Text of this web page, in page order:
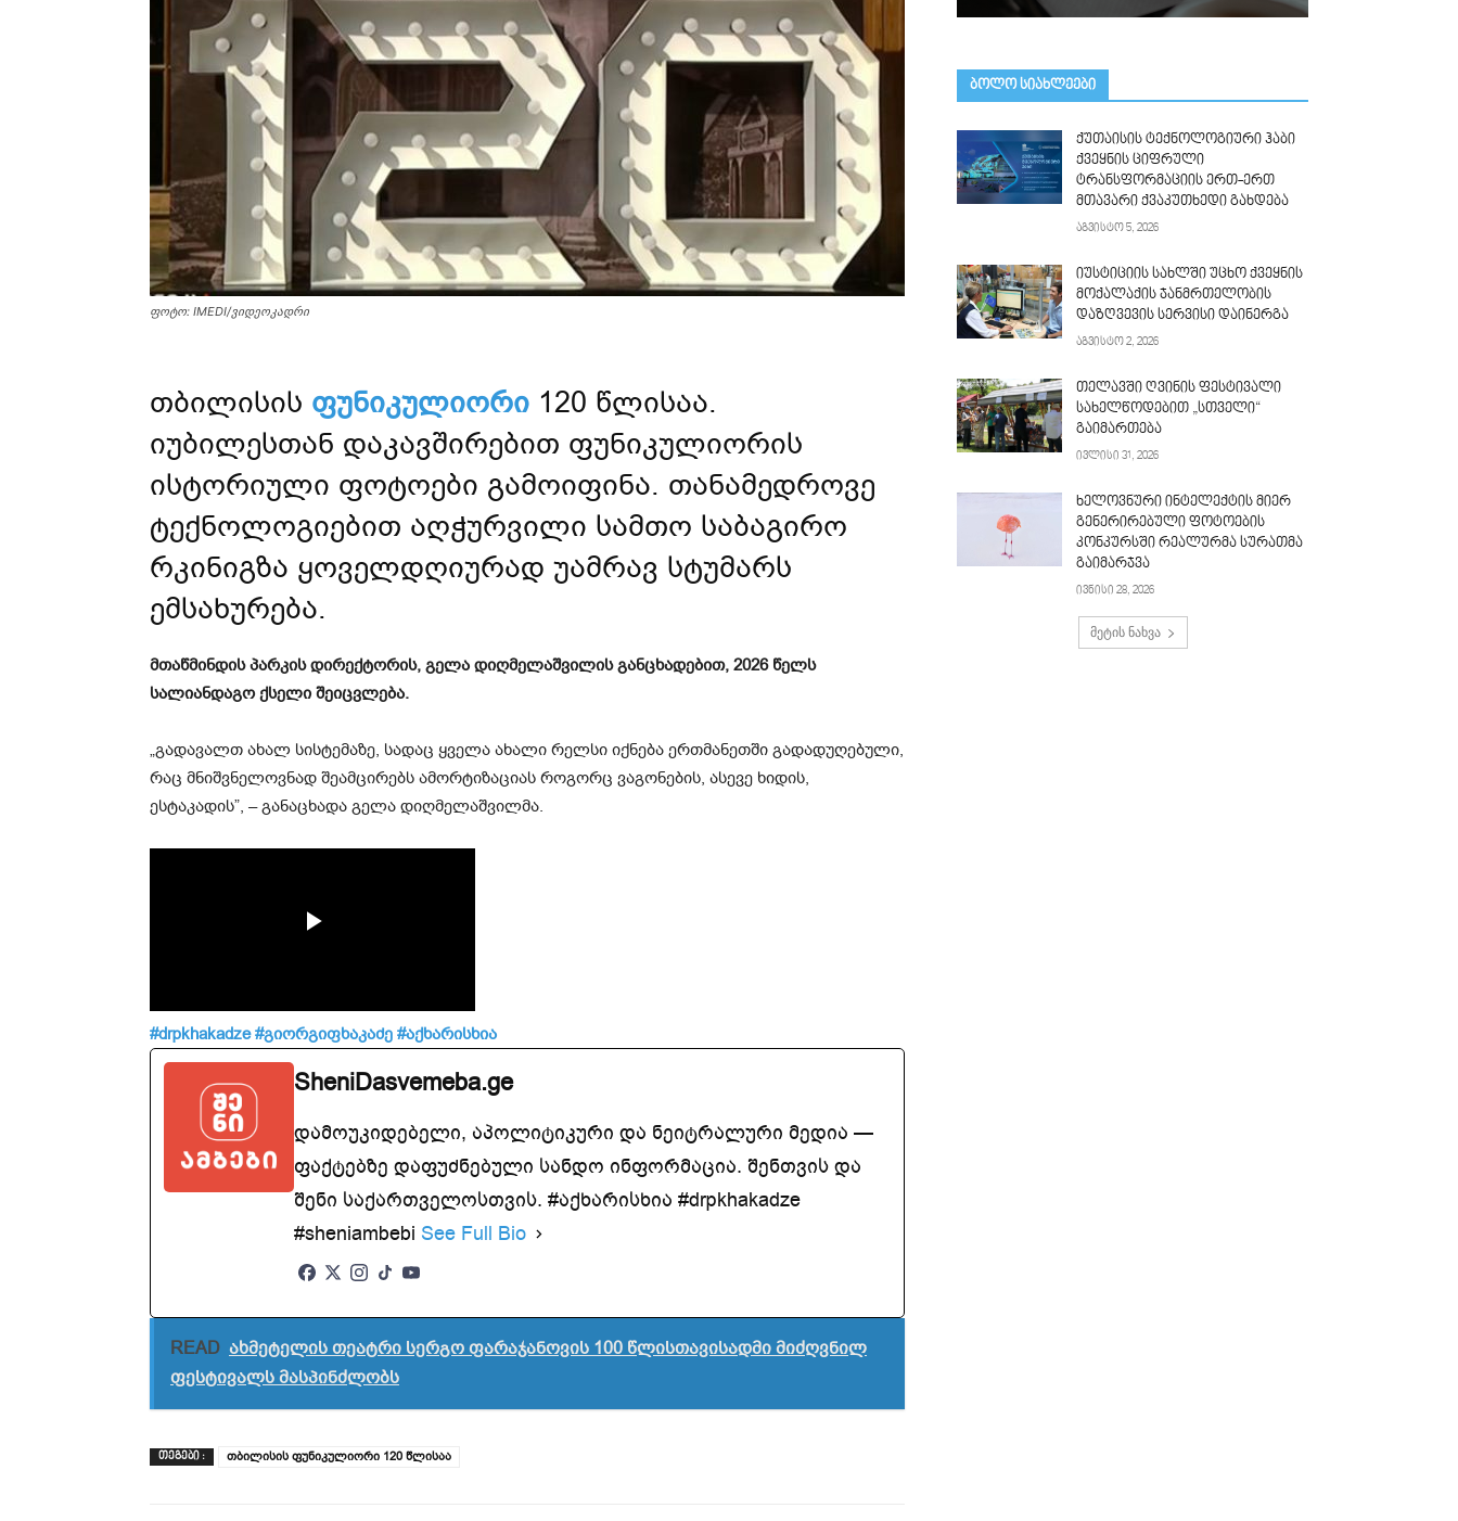
ფოტო: IMEDI/ვიდეოკადრი
თბილისის ფუნიკულიორი 120 წლისაა.
იუბილესთან დაკავშირებით ფუნიკულიორის
ისტორიული ფოტოები გამოიფინა. თანამედროვე
ტექნოლოგიებით აღჭურვილი სამთო საბაგირო
რკინიგზა ყოველდღიურად უამრავ სტუმარს
ემსახურება.
მთაწმინდის პარკის დირექტორის, გელა დიღმელაშვილის განცხადებით, 2026 წელს
სალიანდაგო ქსელი შეიცვლება.
„გადავალთ ახალ სისტემაზე, სადაც ყველა ახალი რელსი იქნება ერთმანეთში გადადუღებული,
რაც მნიშვნელოვნად შეამცირებს ამორტიზაციას როგორც ვაგონების, ასევე ხიდის,
ესტაკადის”, – განაცხადა გელა დიღმელაშვილმა.
#drpkhakadze #გიორგიფხაკაძე #აქხარისხია
SheniDasvemeba.ge
დამოუკიდებელი, აპოლიტიკური და ნეიტრალური მედია —
ფაქტებზე დაფუძნებული სანდო ინფორმაცია. შენთვის და
შენი საქართველოსთვის. #აქხარისხია #drpkhakadze
#sheniambebi See Full Bio
READ ახმეტელის თეატრი სერგო ფარაჯანოვის 100 წლისთავისადმი მიძღვნილ
ფესტივალს მასპინძლობს
ᲗᲔᲒᲔᲑᲘ : თბილისის ფუნიკულიორი 120 წლისაა
ᲑᲝᲚᲝ ᲡᲘᲐᲮᲚᲔᲔᲑᲘ
ქუთაისის ტექნოლოგიური ჰაბი
ქვეყნის ციფრული
ტრანსფორმაციის ერთ-ერთ
მთავარი ქვაკუთხედი გახდება
აგვისტო 5, 2026
იუსტიციის სახლში უცხო ქვეყნის
მოქალაქის ჯანმრთელობის
დაზღვევის სერვისი დაინერგა
აგვისტო 2, 2026
თელავში ღვინის ფესტივალი
სახელწოდებით „სთველი“
გაიმართება
ივლისი 31, 2026
ხელოვნური ინტელექტის მიერ
გენერირებული ფოტოების
კონკურსში რეალურმა სურათმა
გაიმარჯვა
ივნისი 28, 2026
მეტის ნახვა